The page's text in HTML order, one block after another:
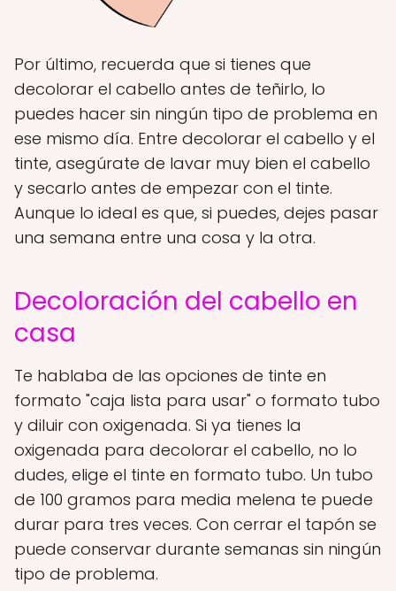
Por último, recuerda que si tienes que
decolorar el cabello antes de teñirlo, lo
puedes hacer sin ningún tipo de problema en
ese mismo día. Entre decolorar el cabello y el
tinte, asegúrate de lavar muy bien el cabello
y secarlo antes de empezar con el tinte.
Aunque lo ideal es que, si puedes, dejes pasar
una semana entre una cosa y la otra.
Decoloración del cabello en
casa
Te hablaba de las opciones de tinte en
formato "caja lista para usar" o formato tubo
y diluir con oxigenada. Si ya tienes la
oxigenada para decolorar el cabello, no lo
dudes, elige el tinte en formato tubo. Un tubo
de 100 gramos para media melena te puede
durar para tres veces. Con cerrar el tapón se
puede conservar durante semanas sin ningún
tipo de problema.